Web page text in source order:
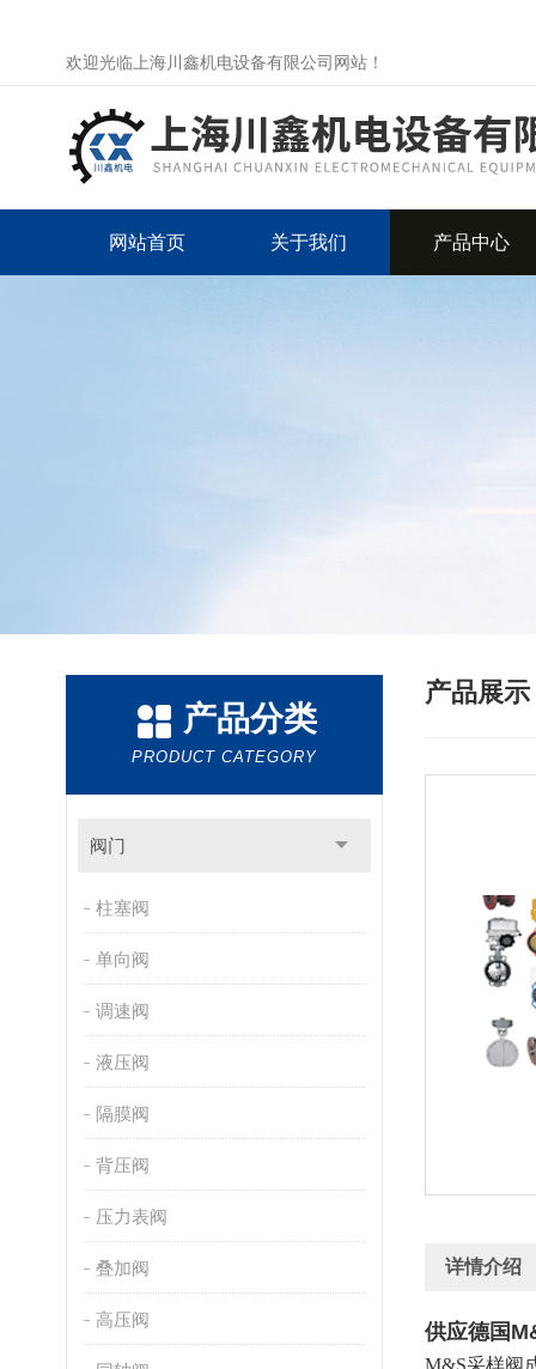
欢迎光临上海川鑫机电设备有限公司网站！
网站首页 关于我们 产品中心
产品分类
PRODUCT CATEGORY
阀门
柱塞阀
单向阀
调速阀
液压阀
隔膜阀
背压阀
压力表阀
叠加阀
高压阀
产品展示
详情介绍
供应德国
M&S采样阀